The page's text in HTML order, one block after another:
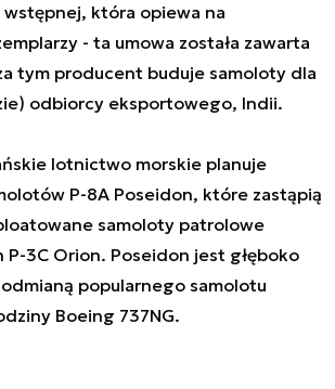
która opiewa na
- ta umowa została zawarta
tym producent buduje samoloty dla
odbiorcy eksportowego, Indii.
lotnictwo morskie planuje
P-8A Poseidon, które zastąpią
samoloty patrolowe
3C Orion. Poseidon jest głęboko
popularnego samolotu
Boeing 737NG.